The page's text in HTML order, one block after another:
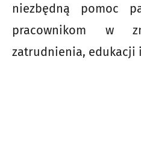
niezbędną pomoc
pracownikom w
zatrudnienia, edukacji